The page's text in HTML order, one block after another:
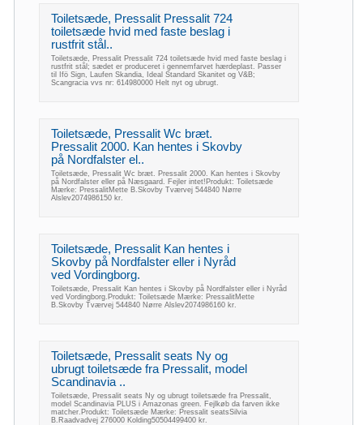
Toiletsæde, Pressalit Pressalit 724
toiletsæde hvid med faste beslag i
rustfrit stål..
Toiletsæde, Pressalit Pressalit 724 toiletsæde hvid med faste beslag i
rustfrit stål; sædet er produceret i gennemfarvet hærdeplast. Passer
til Ifö Sign, Laufen Skandia, Ideal Standard Skanitet og V&B;
Scangracia vvs nr: 614980000 Helt nyt og ubrugt.
Toiletsæde, Pressalit Wc bræt.
Pressalit 2000. Kan hentes i Skovby
på Nordfalster el..
Toiletsæde, Pressalit Wc bræt. Pressalit 2000. Kan hentes i Skovby
på Nordfalster eller på Næsgaard. Fejler intet!Produkt: Toiletsæde
Mærke: PressalitMette B.Skovby Tværvej 544840 Nørre
Alslev2074986150 kr.
Toiletsæde, Pressalit Kan hentes i
Skovby på Nordfalster eller i Nyråd
ved Vordingborg.
Toiletsæde, Pressalit Kan hentes i Skovby på Nordfalster eller i Nyråd
ved Vordingborg.Produkt: Toiletsæde Mærke: PressalitMette
B.Skovby Tværvej 544840 Nørre Alslev2074986160 kr.
Toiletsæde, Pressalit seats Ny og
ubrugt toiletsæde fra Pressalit, model
Scandinavia ..
Toiletsæde, Pressalit seats Ny og ubrugt toiletsæde fra Pressalit,
model Scandinavia PLUS i Amazonas green. Fejlkøb da farven ikke
matcher.Produkt: Toiletsæde Mærke: Pressalit seatsSilvia
B.Raadvadvej 276000 Kolding50504499400 kr.